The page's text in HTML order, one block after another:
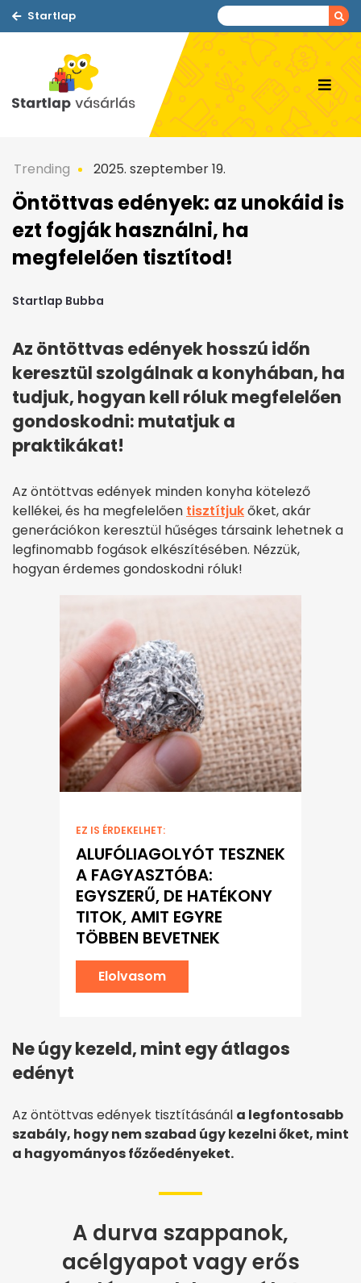
Startlap
Trending 2025. szeptember 19.
Öntöttvas edények: az unokáid is
ezt fogják használni, ha
megfelelően tisztítod!
Startlap Bubba
Az öntöttvas edények hosszú időn
keresztül szolgálnak a konyhában, ha
tudjuk, hogyan kell róluk megfelelően
gondoskodni: mutatjuk a
praktikákat!
Az öntöttvas edények minden konyha kötelező
kellékei, és ha megfelelően tisztítjukőket, akár
generációkon keresztül hűséges társaink lehetnek a
legfinomabb fogások elkészítésében. Nézzük,
hogyan érdemes gondoskodni róluk!
EZ IS ÉRDEKELHET:
ALUFÓLIAGOLYÓT TESZNEK
A FAGYASZTÓBA:
EGYSZERŰ, DE HATÉKONY
TITOK, AMIT EGYRE
TÖBBEN BEVETNEK
Elolvasom
Ne úgy kezeld, mint egy átlagos
edényt
Az öntöttvas edények tisztításánál a legfontosabb
szabály, hogy nem szabad úgy kezelni őket, mint
a hagyományos főzőedényeket.
A durva szappanok,
acélgyapot vagy erős